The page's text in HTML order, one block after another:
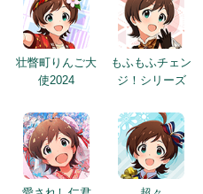
壮瞥町りんご大
使2024
もふもふチェン
ジ！シリーズ